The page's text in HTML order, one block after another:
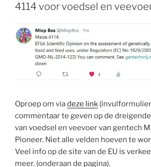
4114 voor voedsel en
Oproep om viadeze link
commentaar te geven op de
van voedsel en veevoer van gentech
Pioneer. Niet alle velden hoeven te
Veel info op de site van de EU is
meer. (onderaan de pagina).